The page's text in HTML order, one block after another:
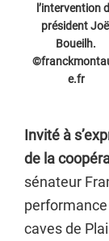
l’intervention
président Joël
Boueilh.
e.fr
Invité à
de la
sénateur
caves de